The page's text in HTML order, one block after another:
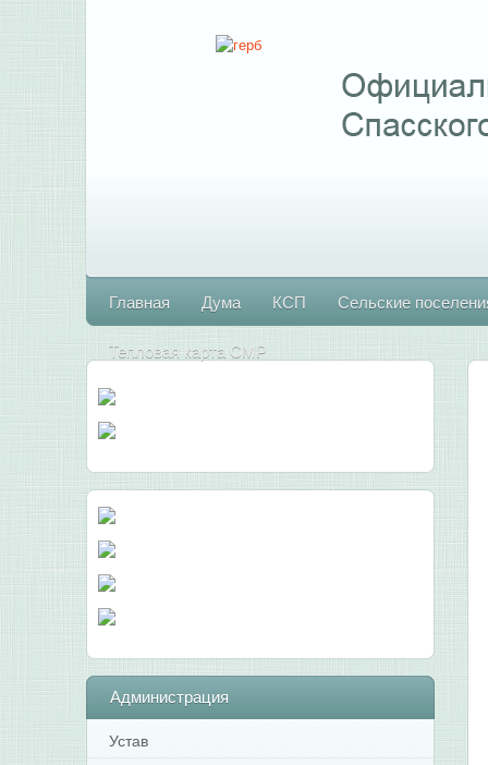
Главная Дума КСП Сельские
Тепловая карта СМР
Администрация
Устав